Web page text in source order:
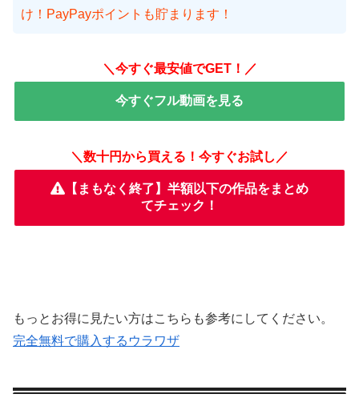
け！PayPayポイントも貯まります！
＼今すぐ最安値でGET！／
今すぐフル動画を見る
＼数十円から買える！今すぐお試し／
【まもなく終了】半額以下の作品をまとめ
てチェック！
もっとお得に見たい方はこちらも参考にしてください。
完全無料で購入するウラワザ